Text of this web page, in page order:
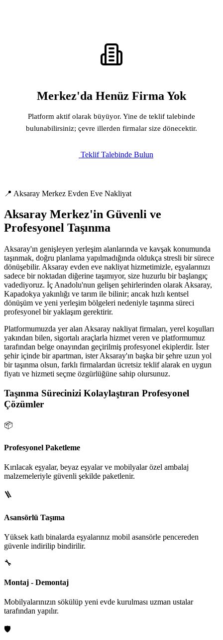
Merkez'da Henüz Firma Yok
Platform aktif olarak büyüyor. Yine de teklif talebinde
bulunabilirsiniz; çevre illerden firmalar size dönecektir.
Teklif Talebinde Bulun
📍 Aksaray Merkez Evden Eve Nakliyat
Aksaray Merkez'in Güvenli ve
Profesyonel Taşınma
Aksaray'ın genişleyen yerleşim alanlarında ve kavşak konumunda
taşınmak, doğru planlama yapılmadığında oldukça stresli bir sürece
dönüşebilir. Aksaray evden eve nakliyat hizmetimizle, eşyalarınızı
sadece bir noktadan diğerine taşımıyor, size huzurlu bir başlangıç
vadediyoruz. İç Anadolu'nun gelişen şehirlerinden olarak Aksaray,
Kapadokya yakınlığı ve tarım ile bilinir; ancak hızlı kentsel
dönüşüm ve yeni yerleşim bölgeleri nedeniyle taşınma süreci
profesyonel bir yaklaşım gerektirir.
Platformumuzda yer alan Aksaray nakliyat firmaları, yerel koşulları
yakından bilen, sigortalı araçlarla hizmet veren ve platformumuz
tarafından belge onayından geçirilmiş profesyonel ekiplerdir. İster
şehir içinde bir apartman, ister Aksaray'ın başka bir şehre uzun yol
bir taşınma olsun, farklı firmalardan ücretsiz teklif alarak en uygun
fiyatı ve hizmeti seçme özgürlüğüne sahip olursunuz.
Taşınma Sürecinizi Kolaylaştıran Profesyonel
Çözümler
📦
Profesyonel Paketleme
Kırılacak eşyalar, beyaz eşyalar ve mobilyalar özel ambalaj
malzemeleriyle güvenli şekilde paketlenir.
🪜
Asansörlü Taşıma
Yüksek katlı binalarda eşyalarınız mobil asansörle pencereden
güvenle indirilip bindirilir.
🔧
Montaj - Demontaj
Mobilyalarınızın sökülüp yeni evde kurulması uzman ustalar
tarafından yapılır.
🛡️